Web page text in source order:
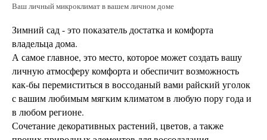
Ваш личный микроклимат в вашем личном доме
Зимний сад - это показатель достатка и комфорта
владельца дома.
А самое главное, это место, которое может создать вашу
личную атмосферу комфорта и обеспичит возможность
как-бы перемиститься в воссоданый вами райский уголок
с вашим любимым мягким климатом в любую пору года и
в любом регионе.
Сочетание декоративных растений, цветов, а также